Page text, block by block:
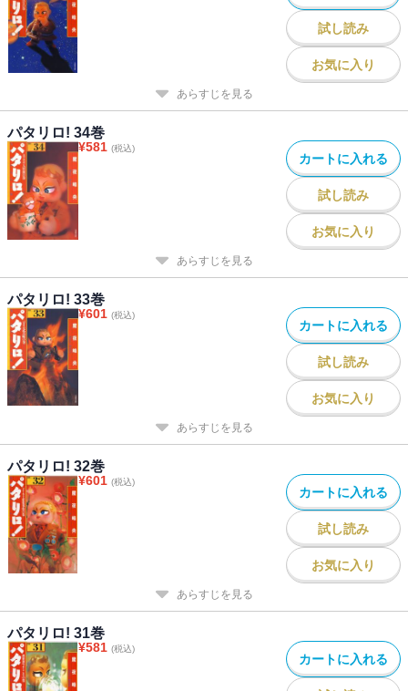
試し読み
お気に入り
あらすじを見る
パタリロ! 34巻
¥581 (税込)
カートに入れる
試し読み
お気に入り
あらすじを見る
パタリロ! 33巻
¥601 (税込)
カートに入れる
試し読み
お気に入り
あらすじを見る
パタリロ! 32巻
¥601 (税込)
カートに入れる
試し読み
お気に入り
あらすじを見る
パタリロ! 31巻
¥581 (税込)
カートに入れる